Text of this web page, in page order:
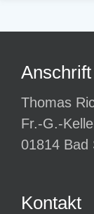
Anschrift
Thomas
Fr.-G.-
01814 Bad
Kontakt